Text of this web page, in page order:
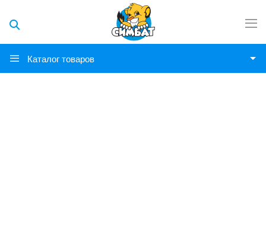
Каталог товаров